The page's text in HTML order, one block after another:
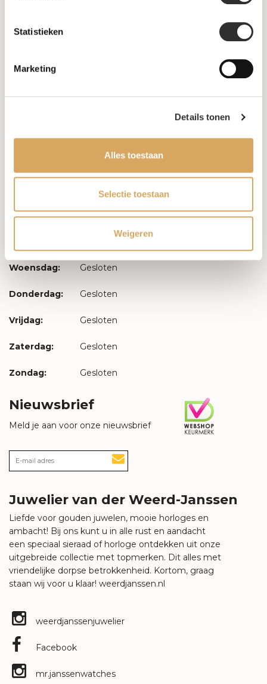
Statistieken
Marketing
Details tonen
Alles toestaan
Selectie toestaan
Weigeren
Levertijd & verzendkosten
Maandag: Gesloten
Woensdag: Gesloten
Donderdag: Gesloten
Vrijdag: Gesloten
Zaterdag: Gesloten
Zondag: Gesloten
Nieuwsbrief
Meld je aan voor onze nieuwsbrief
Juwelier van der Weerd-Janssen
Liefde voor gouden juwelen, mooie horloges en
ambacht! Bij ons kunt u in alle rust en aandacht
een speciaal sieraad of horloge ontdekken uit onze
uitgebreide collectie met topmerken. Dit alles met
vriendelijke dorpse betrokkenheid. Kortom, graag
staan wij voor u klaar! weerdjanssen.nl
weerdjanssenjuwelier
Facebook
mr.janssenwatches